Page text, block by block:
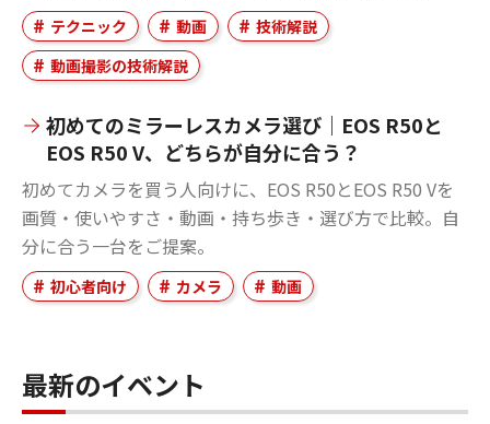
テクニック 動画
技術解説
動画撮影の技術解説
初めてのミラーレスカメラ選び｜EOS R50と
EOS R50 V、どちらが自分に合う？
初めてカメラを買う人向けに、EOS R50とEOS R50 Vを
画質・使いやすさ・動画・持ち歩き・選び方で比較。自
分に合う一台をご提案。
初心者向け カメラ 動画
最新のイベント